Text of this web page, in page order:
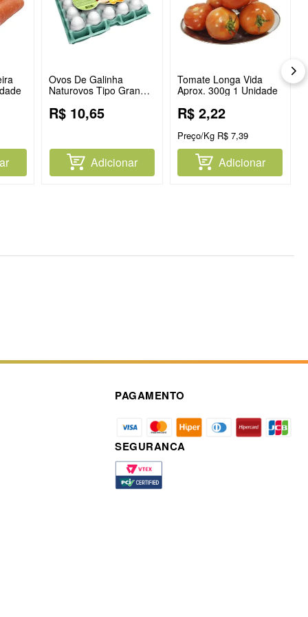
Ovos De Galinha
Naturovos Tipo Grande
Unidades
R$ 10,65
Adicionar
Tomate Longa Vida
Aprox. 300g 1 Unidade
R$ 2,22
Preço/Kg R$ 7,39
Adicionar
PAGAMENTO
SEGURANCA